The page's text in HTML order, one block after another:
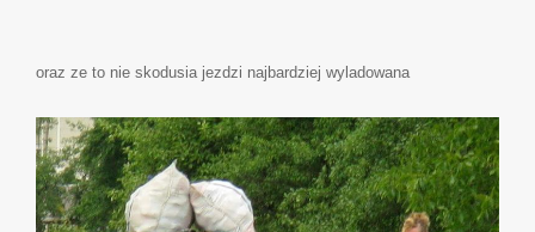
oraz ze to nie skodusia jezdzi najbardziej wyladowana